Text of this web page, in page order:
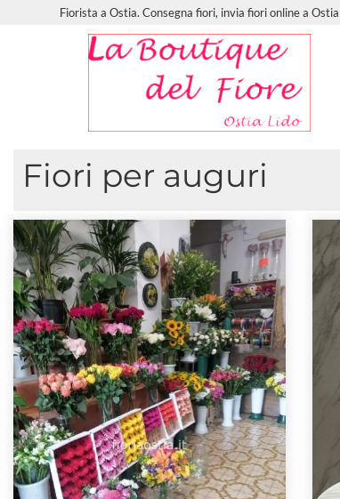
Fiorista a Ostia. Consegna fiori, invia fiori online a Ostia
Fiori per auguri